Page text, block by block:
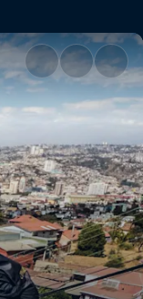
Red Bull